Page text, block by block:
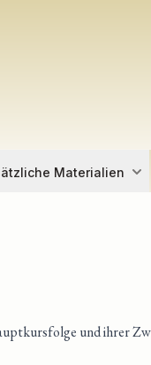
Materialien
und ihrer